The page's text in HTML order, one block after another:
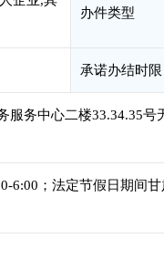
办件类型
承诺办结时限
服务中心二楼33.34.35号
6:00；法定节假日期间